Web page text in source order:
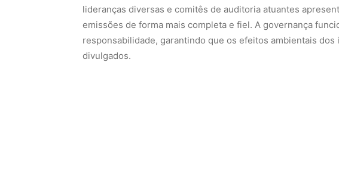
lideranças diversas e comitês de auditoria atuantes
emissões de forma mais completa e fiel. A governança
responsabilidade, garantindo que os efeitos ambientais
divulgados.